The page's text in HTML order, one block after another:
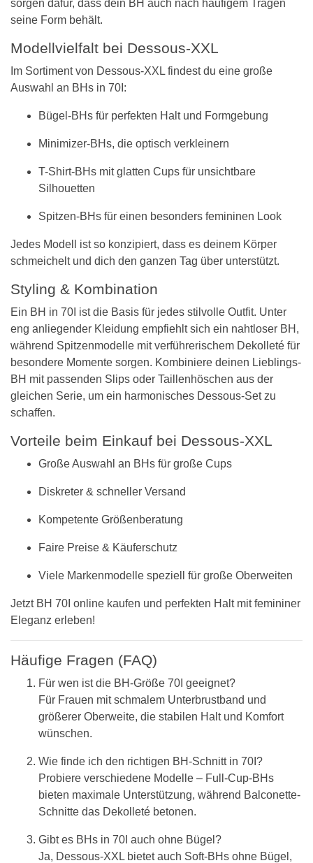
sorgen dafür, dass dein BH auch nach häufigem Tragen
seine Form behält.
Modellvielfalt bei Dessous-XXL
Im Sortiment von Dessous-XXL findest du eine große
Auswahl an BHs in 70I:
Bügel-BHs für perfekten Halt und Formgebung
Minimizer-BHs, die optisch verkleinern
T-Shirt-BHs mit glatten Cups für unsichtbare
Silhouetten
Spitzen-BHs für einen besonders femininen Look
Jedes Modell ist so konzipiert, dass es deinem Körper
schmeichelt und dich den ganzen Tag über unterstützt.
Styling & Kombination
Ein BH in 70I ist die Basis für jedes stilvolle Outfit. Unter
eng anliegender Kleidung empfiehlt sich ein nahtloser BH,
während Spitzenmodelle mit verführerischem Dekolleté für
besondere Momente sorgen. Kombiniere deinen Lieblings-
BH mit passenden Slips oder Taillenhöschen aus der
gleichen Serie, um ein harmonisches Dessous-Set zu
schaffen.
Vorteile beim Einkauf bei Dessous-XXL
Große Auswahl an BHs für große Cups
Diskreter & schneller Versand
Kompetente Größenberatung
Faire Preise & Käuferschutz
Viele Markenmodelle speziell für große Oberweiten
Jetzt BH 70I online kaufen und perfekten Halt mit femininer
Eleganz erleben!
Häufige Fragen (FAQ)
Für wen ist die BH-Größe 70I geeignet?
Für Frauen mit schmalem Unterbrustband und
größerer Oberweite, die stabilen Halt und Komfort
wünschen.
Wie finde ich den richtigen BH-Schnitt in 70I?
Probiere verschiedene Modelle – Full-Cup-BHs
bieten maximale Unterstützung, während Balconette-
Schnitte das Dekolleté betonen.
Gibt es BHs in 70I auch ohne Bügel?
Ja, Dessous-XXL bietet auch Soft-BHs ohne Bügel,